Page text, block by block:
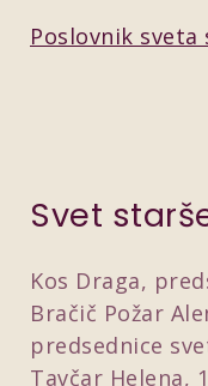
Poslovnik sveta
Svet
Kos Draga,
Bračič Požar
predsednice
Tavčar Helena,